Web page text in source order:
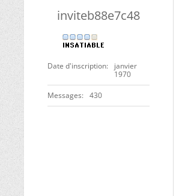
inviteb88e7c48
Date d'inscription
janvier
1970
Messages 430